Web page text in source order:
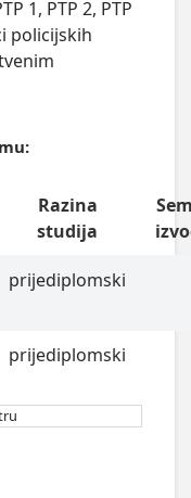
1, PTP 2, PTP
policijskih
Razina
studija
prijediplomski
prijediplomski